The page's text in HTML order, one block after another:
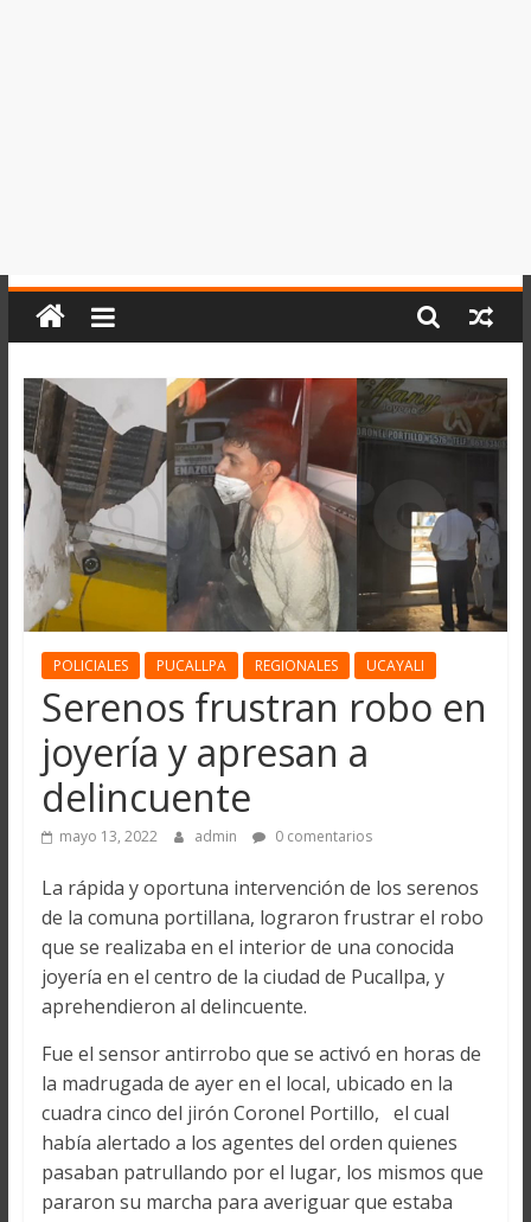
POLICIALES PUCALLPA REGIONALES UCAYALI
Serenos frustran robo en
joyería y apresan a
delincuente
mayo 13, 2022 admin 0 comentarios
La rápida y oportuna intervención de los serenos
de la comuna portillana, lograron frustrar el robo
que se realizaba en el interior de una conocida
joyería en el centro de la ciudad de Pucallpa, y
aprehendieron al delincuente.
Fue el sensor antirrobo que se activó en horas de
la madrugada de ayer en el local, ubicado en la
cuadra cinco del jirón Coronel Portillo, el cual
había alertado a los agentes del orden quienes
pasaban patrullando por el lugar, los mismos que
pararon su marcha para averiguar que estaba